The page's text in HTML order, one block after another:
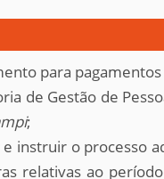
para
de Gestão de
;
instruir o processo
relativas ao